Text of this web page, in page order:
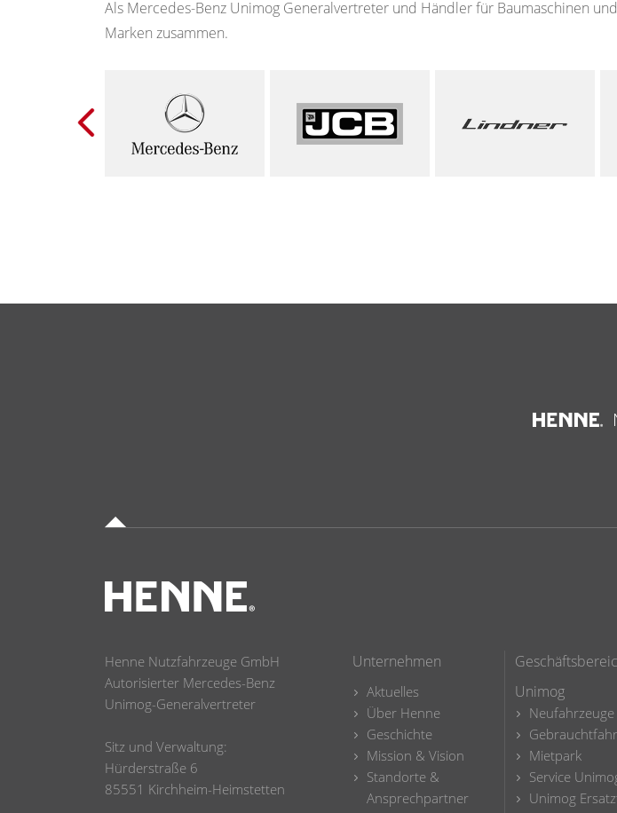
Als Mercedes-Benz Unimog Generalvertreter und Händler für Baumaschinen
Marken zusammen.
Henne Nutzfahrzeuge GmbH
Autorisierter Mercedes-Benz
Unimog-Generalvertreter
Sitz und Verwaltung:
Hürderstraße 6
85551 Kirchheim-Heimstetten
Unternehmen
Aktuelles
Über Henne
Geschichte
Mission & Vision
Standorte &
Ansprechpartner
Unimog
Neufahrzeuge
Mietpark
Service
Unimog